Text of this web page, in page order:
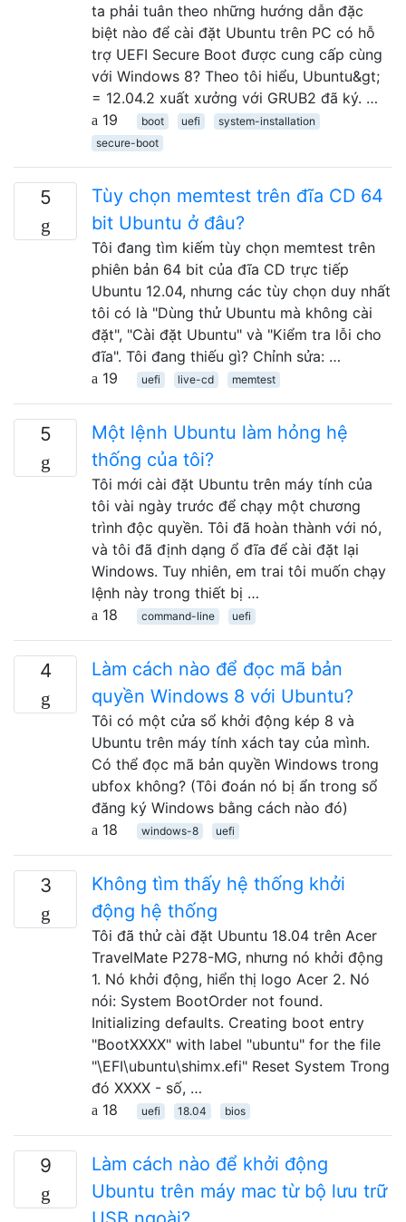
ta phải tuân theo những hướng dẫn đặc
biệt nào để cài đặt Ubuntu trên PC có hỗ
trợ UEFI Secure Boot được cung cấp cùng
với Windows 8? Theo tôi hiểu, Ubuntu&gt;
= 12.04.2 xuất xưởng với GRUB2 đã ký. …
19
boot uefi
system-installation
secure-boot
5
Tùy chọn memtest trên đĩa CD 64
bit Ubuntu ở đâu?
Tôi đang tìm kiếm tùy chọn memtest trên
phiên bản 64 bit của đĩa CD trực tiếp
Ubuntu 12.04, nhưng các tùy chọn duy nhất
tôi có là "Dùng thử Ubuntu mà không cài
đặt", "Cài đặt Ubuntu" và "Kiểm tra lỗi cho
đĩa". Tôi đang thiếu gì? Chỉnh sửa: …
19
uefi live-cd memtest
5
Một lệnh Ubuntu làm hỏng hệ
thống của tôi?
Tôi mới cài đặt Ubuntu trên máy tính của
tôi vài ngày trước để chạy một chương
trình độc quyền. Tôi đã hoàn thành với nó,
và tôi đã định dạng ổ đĩa để cài đặt lại
Windows. Tuy nhiên, em trai tôi muốn chạy
lệnh này trong thiết bị …
18
command-line uefi
4
Làm cách nào để đọc mã bản
quyền Windows 8 với Ubuntu?
Tôi có một cửa sổ khởi động kép 8 và
Ubuntu trên máy tính xách tay của mình.
Có thể đọc mã bản quyền Windows trong
ubfox không? (Tôi đoán nó bị ẩn trong sổ
đăng ký Windows bằng cách nào đó)
18
windows-8 uefi
3
Không tìm thấy hệ thống khởi
động hệ thống
Tôi đã thử cài đặt Ubuntu 18.04 trên Acer
TravelMate P278-MG, nhưng nó khởi động
1. Nó khởi động, hiển thị logo Acer 2. Nó
nói: System BootOrder not found.
Initializing defaults. Creating boot entry
"BootXXXX" with label "ubuntu" for the file
"\EFI\ubuntu\shimx.efi" Reset System Trong
đó XXXX - số, …
18
uefi 18.04 bios
9
Làm cách nào để khởi động
Ubuntu trên máy mac từ bộ lưu trữ